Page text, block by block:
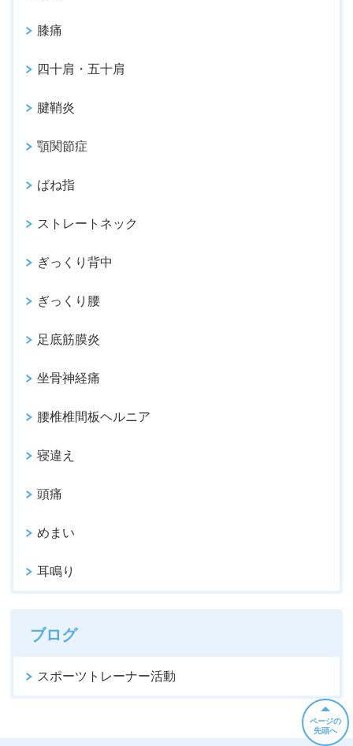
膝痛
四十肩・五十肩
腱鞘炎
顎関節症
ばね指
ストレートネック
ぎっくり背中
ぎっくり腰
足底筋膜炎
坐骨神経痛
腰椎椎間板ヘルニア
寝違え
頭痛
めまい
耳鳴り
ブログ
スポーツトレーナー活動
ページの
先頭へ